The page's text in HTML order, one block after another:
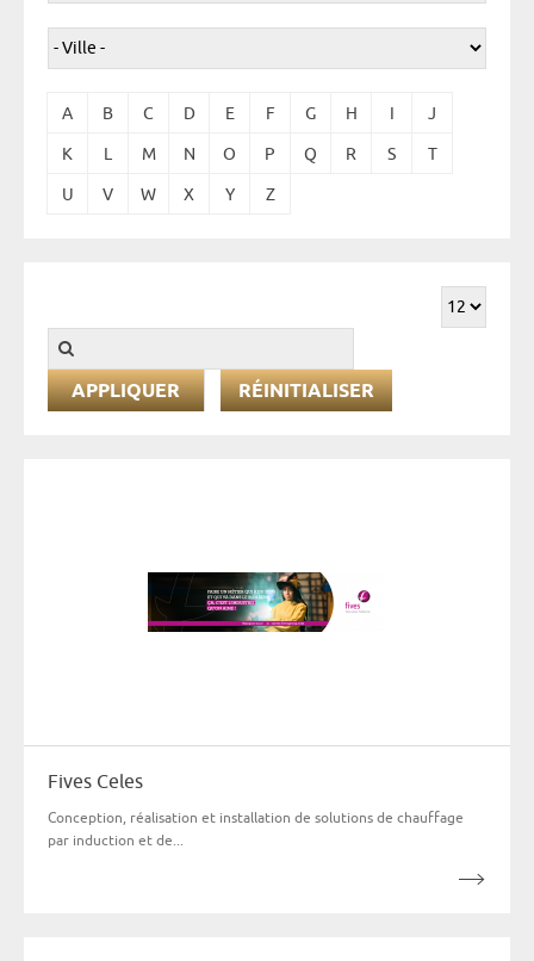
A B C D E F G H I J
K L M N O P Q R S T
U V W X Y Z
RÉINITIALISER
Fives Celes
Conception, réalisation et installation de solutions de chauffage
par induction et de...